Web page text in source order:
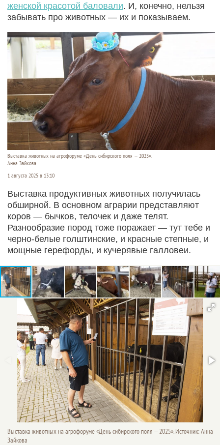
женской красотой баловали. И, конечно, нельзя
забывать про животных — их и показываем.
Выставка животных на агрофоруме «День сибирского поля — 2025».
Анна Зайкова
1 августа 2025 в 13:10
Выставка продуктивных животных получилась
обширной. В основном аграрии представляют
коров — бычков, телочек и даже телят.
Разнообразие пород тоже поражает — тут тебе и
черно-белые голштинские, и красные степные, и
мощные герефорды, и кучерявые галловеи.
Выставка животных на агрофоруме «День сибирского поля — 2025». Источник: Анна
Зайкова